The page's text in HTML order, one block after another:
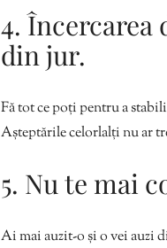
4.
din jur.
Fă tot ce poți pentru a
Așteptările celorlalți nu ar
5. Nu te mai
Ai mai auzit-o și o vei auzi